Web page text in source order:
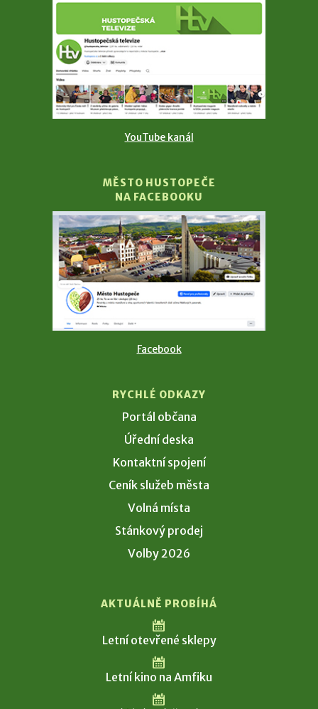
YouTube kanál
MĚSTO HUSTOPEČE
NA FACEBOOKU
Facebook
RYCHLÉ ODKAZY
Portál občana
Úřední deska
Kontaktní spojení
Ceník služeb města
Volná místa
Stánkový prodej
Volby 2026
AKTUÁLNĚ PROBÍHÁ
Letní otevřené sklepy
Letní kino na Amfiku